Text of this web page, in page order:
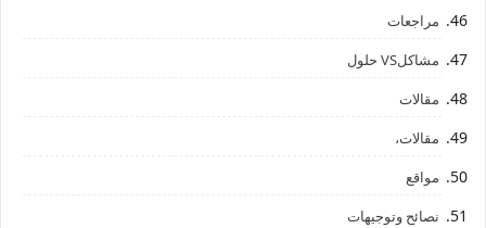
مراجعات
مشاكلVS حلول
مقالات
مقالات،
مواقع
نصائح وتوجيهات